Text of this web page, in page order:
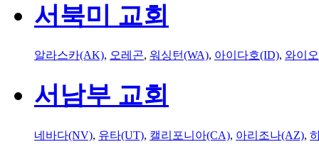
서북미 교회
알라스카(AK), 오레곤, 워싱턴(WA), 아이다호(ID), 와이
서남부 교회
네바다(NV), 유타(UT), 캘리포니아(CA), 아리조나(AZ),